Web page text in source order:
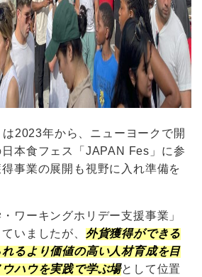
は2023年から、ニューヨークで開
本食フェス「JAPAN Fes」に参
事業の展開も視野に入れ準備を
ワーキングホリデー支援事業」
いましたが、 外貨獲得ができる
るより価値の高い人材育成を目
ハウを実践で学ぶ場として位置